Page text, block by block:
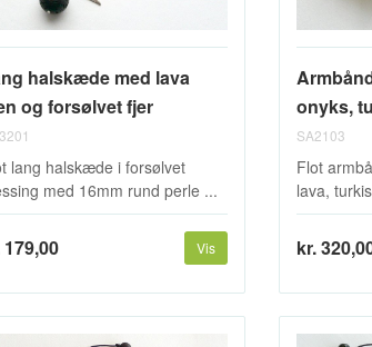
halskæde med lava
og forsølvet fjer
lang halskæde i forsølvet
med 16mm rund perle ...
179,00 Vis
onyks,
SA2103
Flot
lava,
kr.